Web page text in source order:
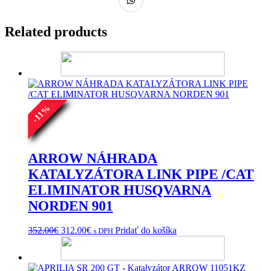
Related products
-
11%
ARROW NÁHRADA
KATALYZÁTORA LINK PIPE /CAT
ELIMINATOR HUSQVARNA
NORDEN 901
352.00€ Pôvodná
cena
352.00€.
312.00€Aktuálna
312.00€.
s DPH Pridať do košíka